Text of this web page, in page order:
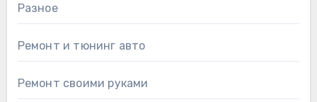
Разное
Ремонт и тюнинг авто
Ремонт своими руками